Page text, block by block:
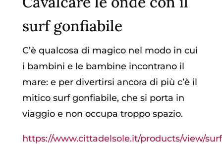
surf gonfiabile
C’è qualcosa di magico nel modo in cui
i bambini e le bambine incontrano il
mare: e per divertirsi ancora di più c’è il
mitico surf gonfiabile, che si porta in
viaggio e non occupa troppo spazio.
https://www.cittadelsole.it/products/view/